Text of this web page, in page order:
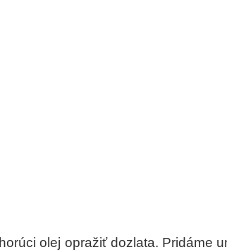
olej opražiť dozlata. Pridáme